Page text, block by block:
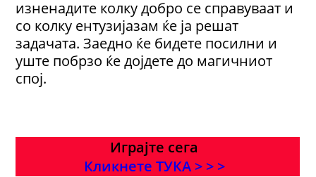
изненадите колку добро се справуваат и
со колку ентузијазам ќе ја решат
задачата. Заедно ќе бидете посилни и
уште побрзо ќе дојдете до магичниот
спој.
Играјте сега
Кликнете ТУКА > > >